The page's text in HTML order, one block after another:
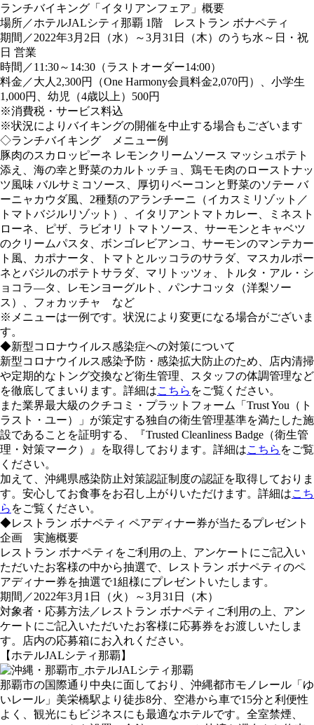
ランチバイキング「イタリアンフェア」概要
場所／ホテルJALシティ那覇 1階 レストラン ボナペティ
期間／2022年3月2日（水）～3月31日（木）のうち水～日・祝
日 営業
時間／11:30～14:30（ラストオーダー14:00）
料金／大人2,300円（One Harmony会員料金2,070円）、小学生
1,000円、幼児（4歳以上）500円
※消費税・サービス料込
※状況によりバイキングの開催を中止する場合もございます
◇ランチバイキング メニュー例
豚肉のスカロッピーネ レモンクリームソース マッシュポテト
添え、海の幸と野菜のカルトッチョ、鶏モモ肉のローストナッ
ツ風味 バルサミコソース、厚切りベーコンと野菜のソテー バ
ーニャカウダ風、2種類のアランチーニ（イカスミリゾット／
トマトバジルリゾット）、イタリアントマトカレー、ミネスト
ローネ、ピザ、ラビオリ トマトソース、サーモンとキャベツ
のクリームパスタ、ボンゴレビアンコ、サーモンのマンテカー
ト風、カポナータ、トマトとルッコラのサラダ、マスカルポー
ネとバジルのポテトサラダ、マリトッツォ、トルタ・アル・シ
ョコラ―タ、レモンヨーグルト、パンナコッタ（洋梨ソー
ス）、フォカッチャ など
※メニューは一例です。状況により変更になる場合がございま
す。
◆新型コロナウイルス感染症への対策について
新型コロナウイルス感染予防・感染拡大防止のため、店内清掃
や定期的なトング交換など衛生管理、スタッフの体調管理など
を徹底してまいります。詳細はこちら をご覧ください。
また業界最大級のクチコミ・プラットフォーム「Trust You（ト
ラスト・ユー）」が策定する独自の衛生管理基準を満たした施
設であることを証明する、『Trusted Cleanliness Badge（衛生管
理・対策マーク）』を取得しております。詳細はこちら をご覧
ください。
加えて、沖縄県感染防止対策認証制度の認証を取得しておりま
す。安心してお食事をお召し上がりいただけます。詳細はこち
ら をご覧ください。
◆レストラン ボナペティ ペアディナー券が当たるプレゼント
企画 実施概要
レストラン ボナペティをご利用の上、アンケートにご記入い
ただいたお客様の中から抽選で、レストラン ボナペティのペ
アディナー券を抽選で1組様にプレゼントいたします。
期間／2022年3月1日（火）～3月31日（木）
対象者・応募方法／レストラン ボナペティご利用の上、アン
ケートにご記入いただいたお客様に応募券をお渡しいたしま
す。店内の応募箱にお入れください。
【ホテルJALシティ那覇】
那覇市の国際通り中央に面しており、沖縄都市モノレール「ゆ
いレール」美栄橋駅より徒歩8分、空港から車で15分と利便性
よく、観光にもビジネスにも最適なホテルです。全室禁煙、